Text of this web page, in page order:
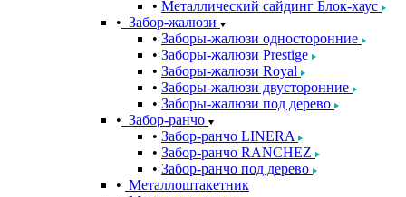
Металлический сайдинг Блок-хаус
Забор-жалюзи
Заборы-жалюзи односторонние
Заборы-жалюзи Prestige
Заборы-жалюзи Royal
Заборы-жалюзи двусторонние
Заборы-жалюзи под дерево
Забор-ранчо
Забор-ранчо LINERA
Забор-ранчо RANCHEZ
Забор-ранчо под дерево
Металлоштакетник